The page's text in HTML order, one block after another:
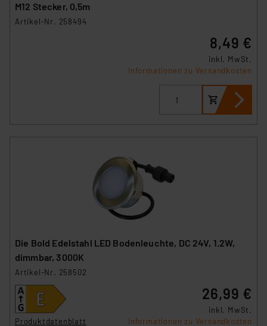
M12 Stecker, 0,5m
Artikel-Nr. 258494
8,49 €
inkl. MwSt.
Informationen zu Versandkosten
Die Bold Edelstahl LED Bodenleuchte, DC 24V, 1.2W,
dimmbar, 3000K
Artikel-Nr. 258502
Produktdatenblatt
26,99 €
inkl. MwSt.
Informationen zu Versandkosten